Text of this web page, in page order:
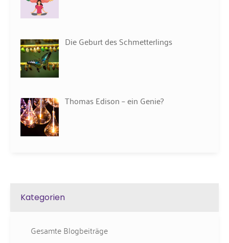
Die Geburt des Schmetterlings
Thomas Edison – ein Genie?
Kategorien
Gesamte Blogbeiträge